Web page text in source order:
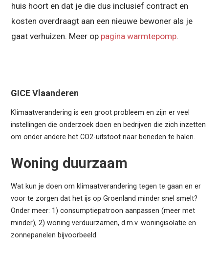
huis hoort en dat je die dus inclusief contract en
kosten overdraagt aan een nieuwe bewoner als je
gaat verhuizen. Meer op pagina warmtepomp.
GICE Vlaanderen
Klimaatverandering is een groot probleem en zijn er veel
instellingen die onderzoek doen en bedrijven die zich inzetten
om onder andere het CO2-uitstoot naar beneden te halen.
Woning duurzaam
Wat kun je doen om klimaatverandering tegen te gaan en er
voor te zorgen dat het ijs op Groenland minder snel smelt?
Onder meer: 1) consumptiepatroon aanpassen (meer met
minder), 2) woning verduurzamen, d.m.v. woningisolatie en
zonnepanelen bijvoorbeeld.